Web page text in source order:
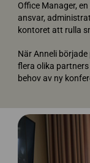
Office Manager,
ansvar,
kontoret att rulla
När Anneli
flera olika
behov av ny